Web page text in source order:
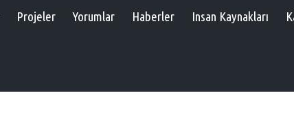
Projeler Yorumlar Haberler Insan Kaynakları